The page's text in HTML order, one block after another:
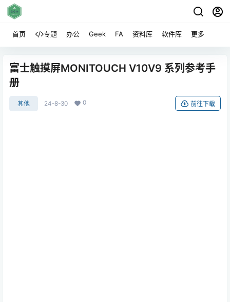
首页 专题 办公 Geek FA 资料库 软件库 更多
富士触摸屏MONITOUCH V10V9 系列参考手
册
其他 24-8-30 0 前往下载